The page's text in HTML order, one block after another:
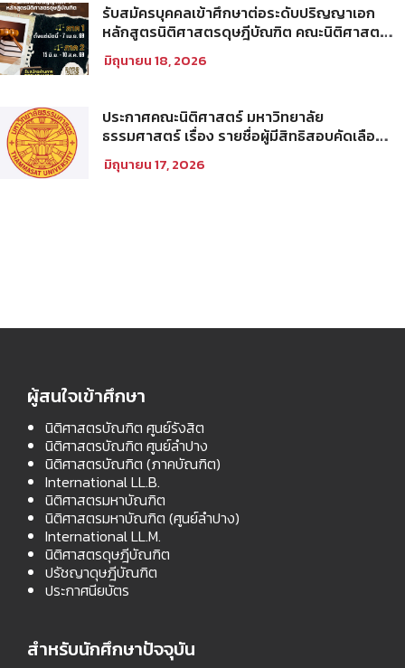
รับสมัครบุคคลเข้าศึกษาต่อระดับปริญญาเอก
หลักสูตรนิติศาสตรดุษฎีบัณฑิต คณะนิติศาสตร์
มหาวิทยาลัยธรรมศาสตร์ ประจำภาคการศึกษา
ที่ 2 ปีการศึกษา 2569
มิถุนายน 18, 2026
ประกาศคณะนิติศาสตร์ มหาวิทยาลัย
ธรรมศาสตร์ เรื่อง รายชื่อผู้มีสิทธิสอบคัดเลือก
เพื่อเข้าศึกษาในโครงการนิติศาสตร์ภาคบัณฑิต
ท่าพระจันทร์ คณะนิติศาสตร์ มหาวิทยาลัย
มิถุนายน 17, 2026
ผู้สนใจเข้าศึกษา
นิติศาสตรบัณฑิต ศูนย์รังสิต
นิติศาสตรบัณฑิต ศูนย์ลำปาง
นิติศาสตรบัณฑิต (ภาคบัณฑิต)
International LL.B.
นิติศาสตรมหาบัณฑิต
นิติศาสตรมหาบัณฑิต (ศูนย์ลำปาง)
International LL.M.
นิติศาสตรดุษฎีบัณฑิต
ปรัชญาดุษฎีบัณฑิต
ประกาศนียบัตร
สำหรับนักศึกษาปัจจุบัน